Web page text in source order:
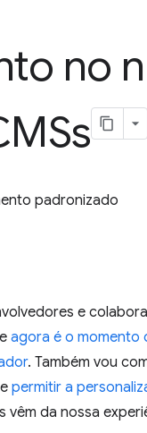
no
padronizado
e
agora é o momento
. Também vou
e permitir a
da nossa